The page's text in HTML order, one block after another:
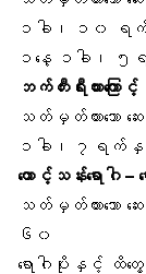
၁ခါ၊ ၁၀ ရက်မှ
၁နေ့ ၁ခါ၊ ၅
ဘက်တီးရီးယားကြေ
သတ်မှတ်ထားသော ဆေ
၁ခါ၊ ၇ရက်
ထောင့်သန်းရောဂါ
သတ်မှတ်ထားသော
၆၀
ရောဂါပိုးနှင့် ထိ